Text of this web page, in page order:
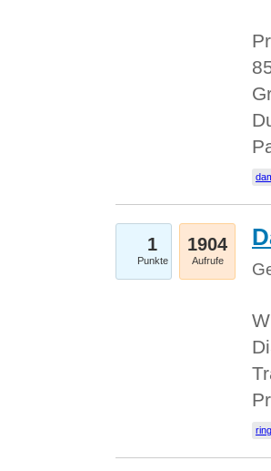
1
Punkte
1904
Aufrufe
ring